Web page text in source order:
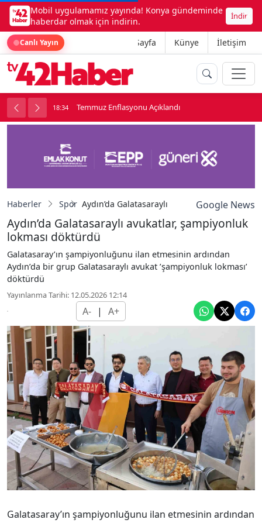
Mobil uygulamamız yayında! Konya gündeminde
haberdar olmak için indirin.
İndir
Canlı Yayın Ana Sayfa Künye İletişim
18:34 Temmuz Enflasyonu Açıklandı
Haberler Spor Aydın’da Galatasaraylı avukatlar,Google News
Aydın’da Galatasaraylı avukatlar, şampiyonluk
lokması döktürdü
Galatasaray’ın şampiyonluğunu ilan etmesinin ardından
Aydın’da bir grup Galatasaraylı avukat ’şampiyonluk lokması’
döktürdü
Yayınlanma Tarihi: 12.05.2026 12:14
A- | A+
Galatasaray’ın şampiyonluğunu ilan etmesinin ardından